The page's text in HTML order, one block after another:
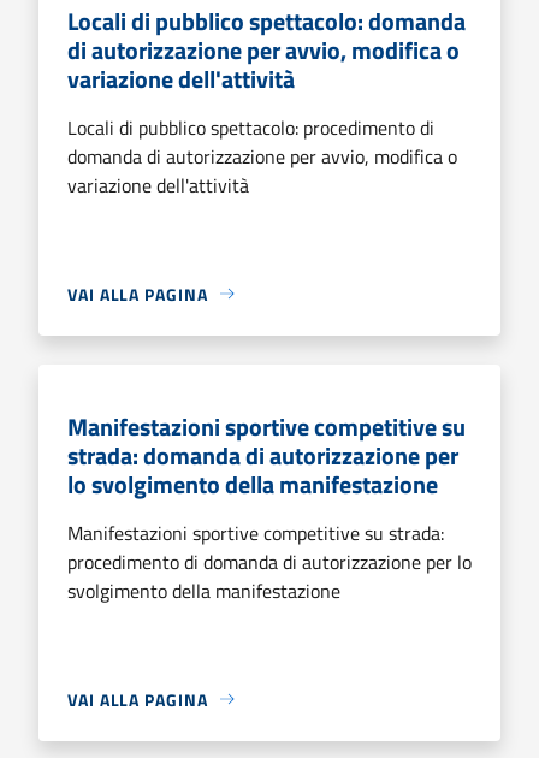
Locali di pubblico spettacolo: domanda
di autorizzazione per avvio, modifica o
variazione dell'attività
Locali di pubblico spettacolo: procedimento di
domanda di autorizzazione per avvio, modifica o
variazione dell'attività
VAI ALLA PAGINA
Manifestazioni sportive competitive su
strada: domanda di autorizzazione per
lo svolgimento della manifestazione
Manifestazioni sportive competitive su strada:
procedimento di domanda di autorizzazione per lo
svolgimento della manifestazione
VAI ALLA PAGINA